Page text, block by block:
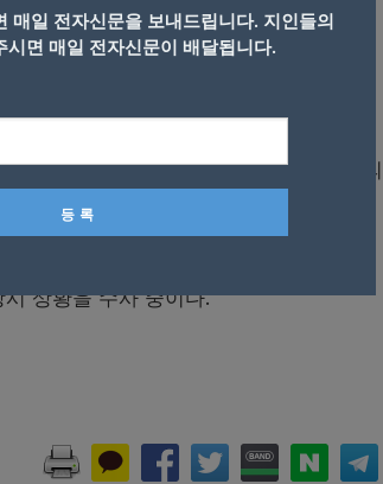
웨스트밸리 디비전 트위터 캡처
가 발생했다.
21일 오전 8시께 칼라바사스 라스버겐
리던 승용차에 치였다.
량은 크게 부서졌으나 사고차량 운전자의
쇄돼 극심한 교통체증이 빚어졌다.
뛰고 있었는지는 밝혀지지 않았다.
상황을 수사 중이다.
매일 전자신문을 보내드립니다. 지인들의
시면 매일 전자신문이 배달됩니다.